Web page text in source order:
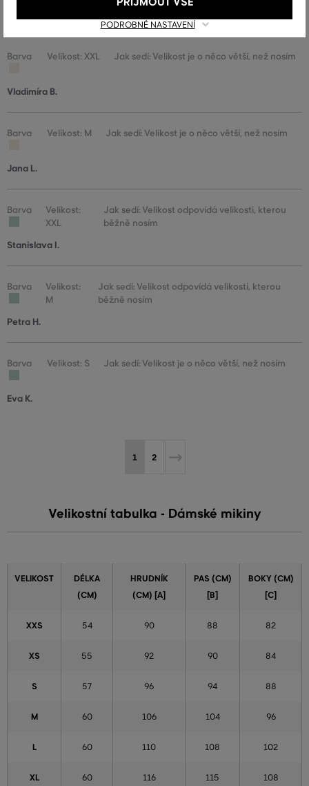
Barva Velikost: XXL Jak sedí: Velikost je o něco větší, než nosím
Vladimíra B.
Barva Velikost: M Jak sedí: Velikost je o něco větší, než nosím
Jana L.
Barva
Velikost:
XXL
Jak sedí: Velikost odpovídá velikosti, kterou
běžně nosím
Stanislava I.
Barva
Velikost:
M
Jak sedí: Velikost odpovídá velikosti, kterou
běžně nosím
Petra H.
Barva Velikost: S Jak sedí: Velikost je o něco větší, než nosím
Eva K.
1 2
Velikostní tabulka - Dámské mikiny
VELIKOST
DÉLKA
(CM)
HRUDNÍK
(CM) [A]
PAS (CM)
[B]
BOKY (CM)
[C]
XXS 54 90 88 82
XS 55 92 90 84
S 57 96 94 88
M 60 106 104 96
L 60 110 108 102
XL 60 116 115 108
PODROBNÉ NASTAVENÍ